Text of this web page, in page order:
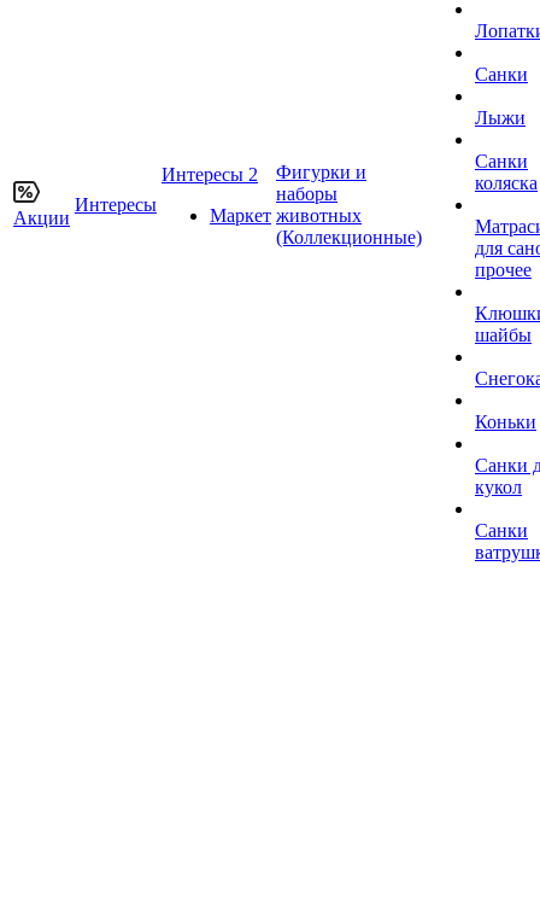
Акции
Интересы
Интересы 2
Маркет
Фигурки и
наборы
животных
(Коллекционные)
Санки
Лыжи
Санки
коляска
для
прочее
шайбы
Коньки
Санки
кукол
Санки